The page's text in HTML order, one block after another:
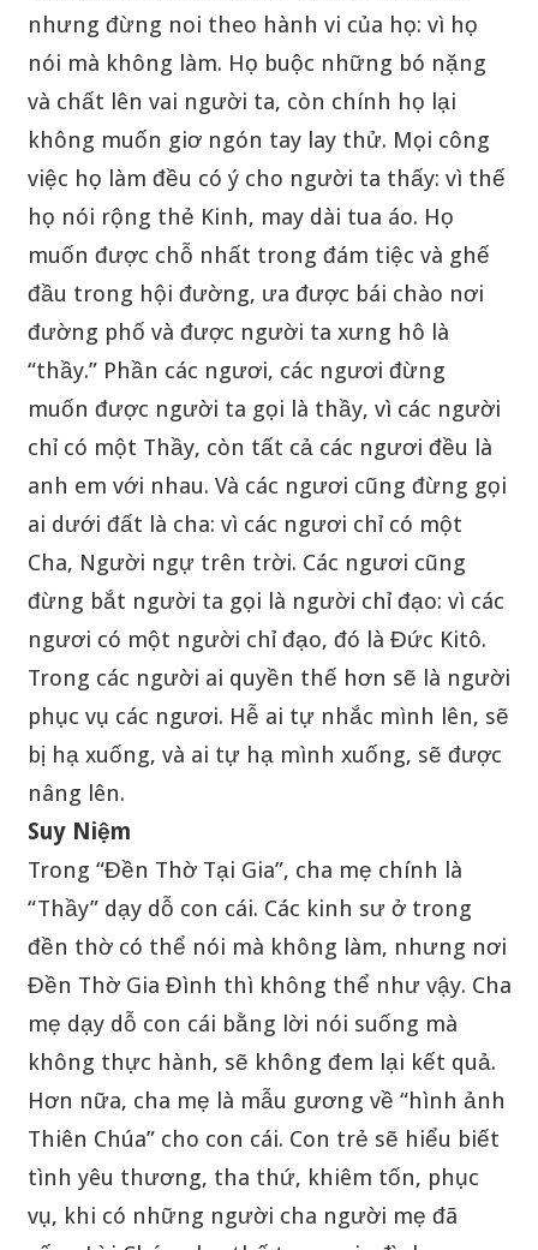
nhưng đừng noi theo hành vi của họ: vì họ
nói mà không làm. Họ buộc những bó nặng
và chất lên vai người ta, còn chính họ lại
không muốn giơ ngón tay lay thử. Mọi công
việc họ làm đều có ý cho người ta thấy: vì thế
họ nói rộng thẻ Kinh, may dài tua áo. Họ
muốn được chỗ nhất trong đám tiệc và ghế
đầu trong hội đường, ưa được bái chào nơi
đường phố và được người ta xưng hô là
“thầy.” Phần các ngươi, các ngươi đừng
muốn được người ta gọi là thầy, vì các người
chỉ có một Thầy, còn tất cả các ngươi đều là
anh em với nhau. Và các ngươi cũng đừng gọi
ai dưới đất là cha: vì các ngươi chỉ có một
Cha, Người ngự trên trời. Các ngươi cũng
đừng bắt người ta gọi là người chỉ đạo: vì các
ngươi có một người chỉ đạo, đó là Đức Kitô.
Trong các người ai quyền thế hơn sẽ là người
phục vụ các ngươi. Hễ ai tự nhắc mình lên, sẽ
bị hạ xuống, và ai tự hạ mình xuống, sẽ được
nâng lên.
Suy Niệm
Trong “Đền Thờ Tại Gia”, cha mẹ chính là
“Thầy” dạy dỗ con cái. Các kinh sư ở trong
đền thờ có thể nói mà không làm, nhưng nơi
Đền Thờ Gia Đình thì không thể như vậy. Cha
mẹ dạy dỗ con cái bằng lời nói suống mà
không thực hành, sẽ không đem lại kết quả.
Hơn nữa, cha mẹ là mẫu gương về “hình ảnh
Thiên Chúa” cho con cái. Con trẻ sẽ hiểu biết
tình yêu thương, tha thứ, khiêm tốn, phục
vụ, khi có những người cha người mẹ đã